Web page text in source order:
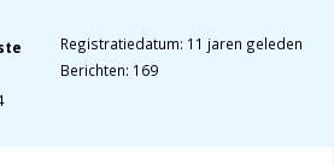
Registratiedatum: 11 jaren geleden
Berichten: 169